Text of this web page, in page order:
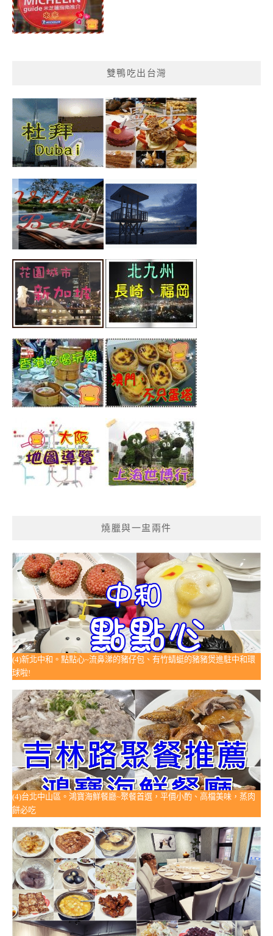
雙鴨吃出台灣
燒臘與一盅兩件
(4)新北中和。點點心~流鼻涕的豬仔包、有竹蜻蜓的豬豬煲進駐中和環
球啦!
(4)台北中山區。鴻寶海鮮餐廳~聚餐首選，平價小酌、高檔美味，蒸肉
餅必吃